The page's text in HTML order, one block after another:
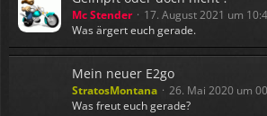
Mc Stender
17. August 2021 um
Was ärgert euch gerade.
Mein neuer E2go
StratosMontana
26. Mai 2020 um
Was freut euch gerade?